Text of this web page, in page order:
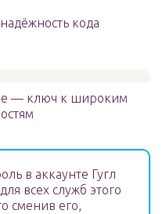
кода
— ключ к широким
в аккаунте Гугл
всех служб этого
сменив его,